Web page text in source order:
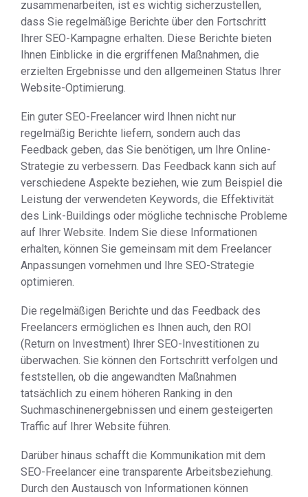
zusammenarbeiten, ist es wichtig sicherzustellen,
dass Sie regelmäßige Berichte über den Fortschritt
Ihrer SEO-Kampagne erhalten. Diese Berichte bieten
Ihnen Einblicke in die ergriffenen Maßnahmen, die
erzielten Ergebnisse und den allgemeinen Status Ihrer
Website-Optimierung.
Ein guter SEO-Freelancer wird Ihnen nicht nur
regelmäßig Berichte liefern, sondern auch das
Feedback geben, das Sie benötigen, um Ihre Online-
Strategie zu verbessern. Das Feedback kann sich auf
verschiedene Aspekte beziehen, wie zum Beispiel die
Leistung der verwendeten Keywords, die Effektivität
des Link-Buildings oder mögliche technische Probleme
auf Ihrer Website. Indem Sie diese Informationen
erhalten, können Sie gemeinsam mit dem Freelancer
Anpassungen vornehmen und Ihre SEO-Strategie
optimieren.
Die regelmäßigen Berichte und das Feedback des
Freelancers ermöglichen es Ihnen auch, den ROI
(Return on Investment) Ihrer SEO-Investitionen zu
überwachen. Sie können den Fortschritt verfolgen und
feststellen, ob die angewandten Maßnahmen
tatsächlich zu einem höheren Ranking in den
Suchmaschinenergebnissen und einem gesteigerten
Traffic auf Ihrer Website führen.
Darüber hinaus schafft die Kommunikation mit dem
SEO-Freelancer eine transparente Arbeitsbeziehung.
Durch den Austausch von Informationen können